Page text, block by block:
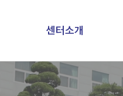
센터소개